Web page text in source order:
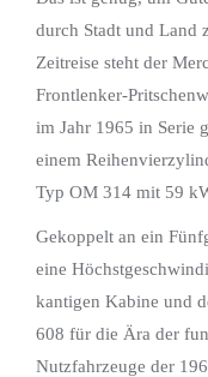
durch Stadt und Land
Zeitreise steht der
Frontlenker-
im Jahr 1965 in Serie
einem
Typ OM 314 mit 59
Gekoppelt an ein
eine
kantigen Kabine und
608 für die Ära der
Nutzfahrzeuge der